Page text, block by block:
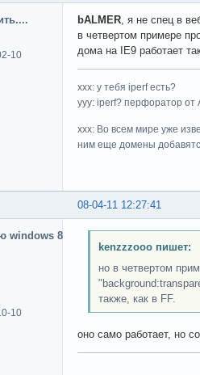
10
bALMER, я не спец в
в четвертом примере
дома на IE9 работает
ххх: у тебя iperf есть?
yyy: iperf? перфоратор от
xxx: Во всем мире уже
ним еще домены
08-04-11 12:27:41
windows 8
10
kenzzzooo пишет:
но в четвертом
также, как в FF.
оно само работает, но